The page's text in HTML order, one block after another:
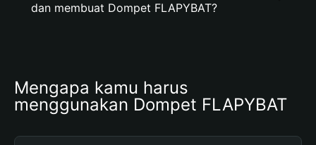
dan membuat Dompet FLAPYBAT?
Mengapa kamu harus
menggunakan Dompet FLAPYBAT